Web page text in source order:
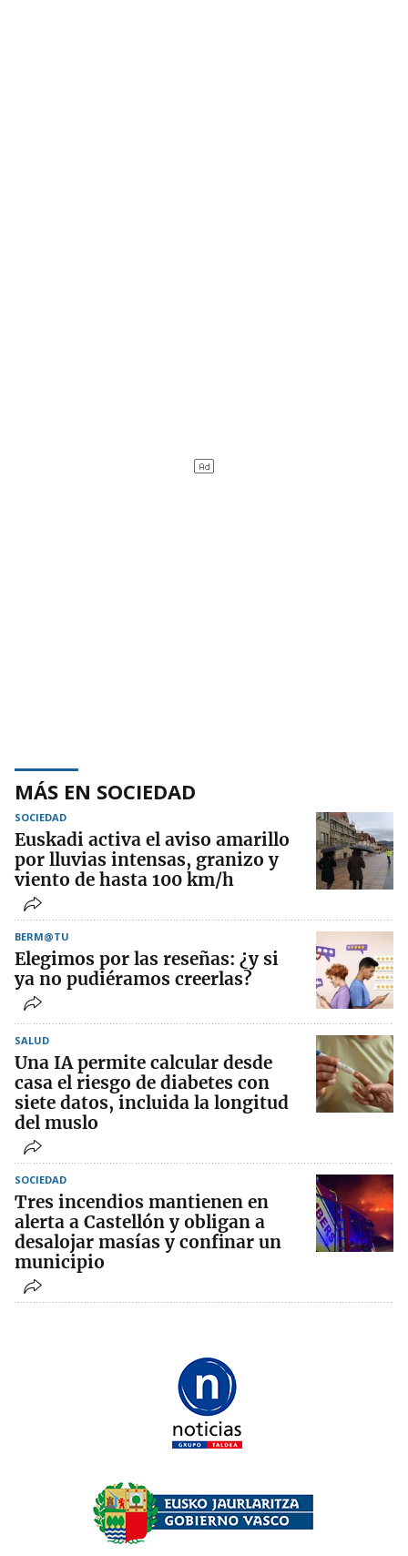
MÁS EN SOCIEDAD
SOCIEDAD
Euskadi activa el aviso amarillo
por lluvias intensas, granizo y
viento de hasta 100 km/h
BERM@TU
Elegimos por las reseñas: ¿y si
ya no pudiéramos creerlas?
SALUD
Una IA permite calcular desde
casa el riesgo de diabetes con
siete datos, incluida la longitud
del muslo
SOCIEDAD
Tres incendios mantienen en
alerta a Castellón y obligan a
desalojar masías y confinar un
municipio